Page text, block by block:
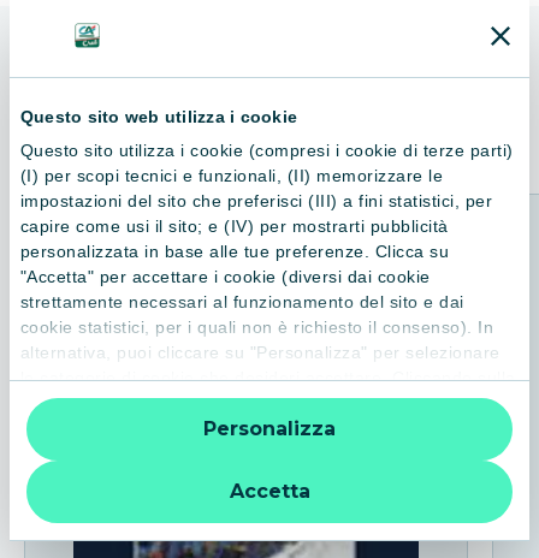
Questo sito web utilizza i cookie
Questo sito utilizza i cookie (compresi i cookie di terze parti)
(I) per scopi tecnici e funzionali, (II) memorizzare le
impostazioni del sito che preferisci (III) a fini statistici, per
capire come usi il sito; e (IV) per mostrarti pubblicità
personalizzata in base alle tue preferenze. Clicca su
"Accetta" per accettare i cookie (diversi dai cookie
strettamente necessari al funzionamento del sito e dai
cookie statistici, per i quali non è richiesto il consenso). In
alternativa, puoi cliccare su "Personalizza" per selezionare
le categorie di cookie che desideri accettare. Cliccando sulla
“X” le impostazioni predefinite vengono lasciate invariate e
quindi la navigazione può continuare senza cookie o altri
strumenti di tracciamento diversi da quelli tecnici. Per
ulteriori informazioni:
informativa privacy
Accetta
Personalizza
ragazzo che giorno dopo giorno la aiuterà a capire chi vuole
dove credevamo che fosse.
Consigliati per te